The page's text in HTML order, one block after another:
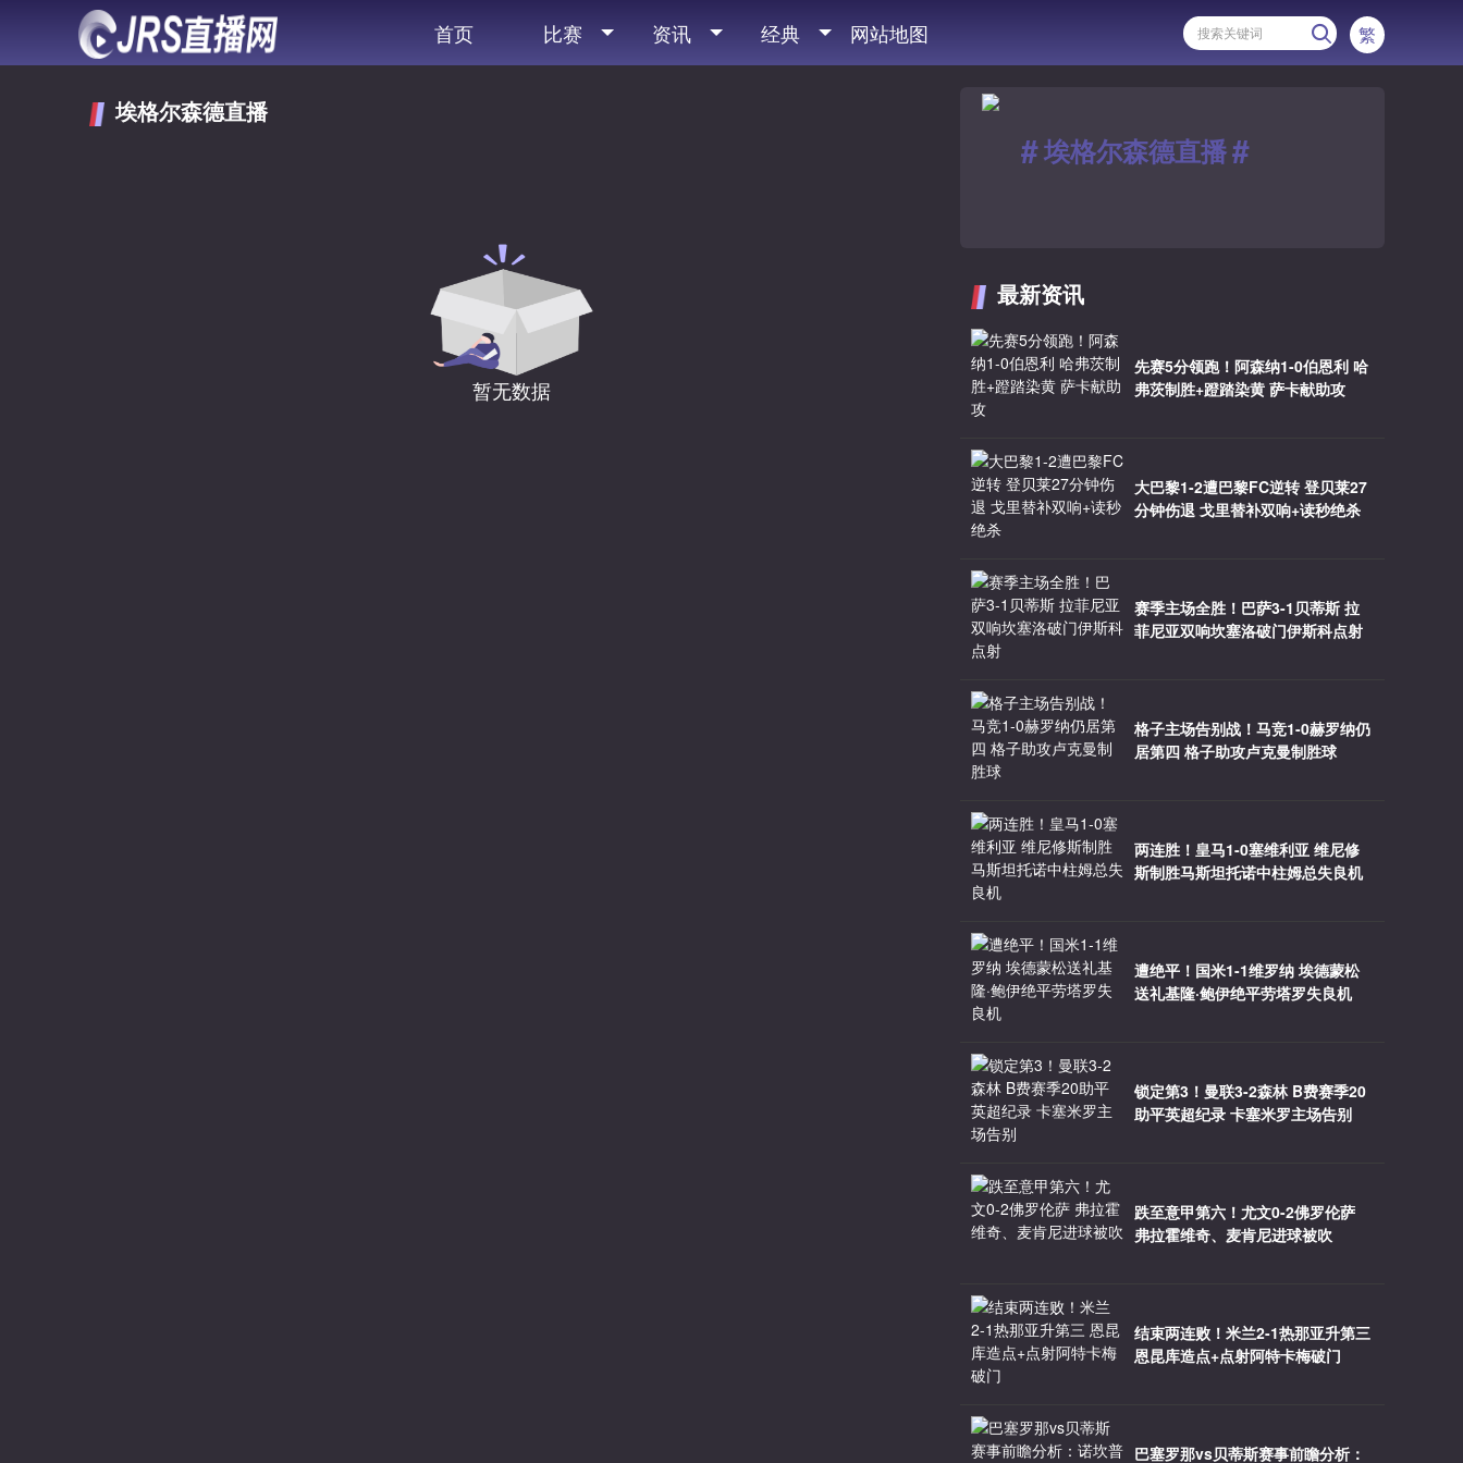
首页 比赛 资讯 经典 网站地图 繁
埃格尔森德直播
暂无数据
#埃格尔森德直播#
最新资讯
先赛5分领跑！阿森纳1-0伯恩利 哈
弗茨制胜+蹬踏染黄 萨卡献助攻
大巴黎1-2遭巴黎FC逆转 登贝莱27
分钟伤退 戈里替补双响+读秒绝杀
赛季主场全胜！巴萨3-1贝蒂斯 拉
菲尼亚双响坎塞洛破门伊斯科点射
格子主场告别战！马竞1-0赫罗纳仍
居第四 格子助攻卢克曼制胜球
两连胜！皇马1-0塞维利亚 维尼修
斯制胜马斯坦托诺中柱姆总失良机
遭绝平！国米1-1维罗纳 埃德蒙松
送礼基隆·鲍伊绝平劳塔罗失良机
锁定第3！曼联3-2森林 B费赛季20
助平英超纪录 卡塞米罗主场告别
跌至意甲第六！尤文0-2佛罗伦萨
弗拉霍维奇、麦肯尼进球被吹
结束两连败！米兰2-1热那亚升第三
恩昆库造点+点射阿特卡梅破门
巴塞罗那vs贝蒂斯赛事前瞻分析：